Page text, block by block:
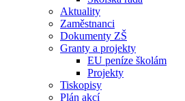
Aktuality
Zaměstnanci
Dokumenty ZŠ
Granty a projekty
EU peníze školám
Projekty
Tiskopisy
Plán akcí